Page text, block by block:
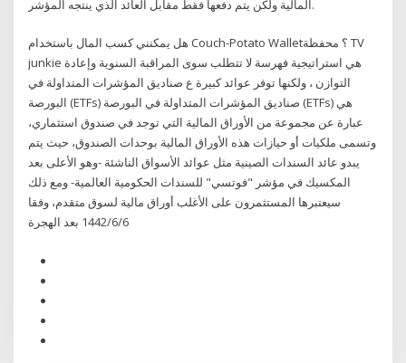
المالية ولكن يتم دفعها فقط مقابل العائد الذي ينتجه المؤشر.
هل يمكنني كسب المال باستخدام Couch-Potato Wallet؟ محفظة TV
junkie هي استراتيجية فهرسة لا تتطلب سوى المراقبة السنوية وإعادة
التوازن ، ولكنها توفر عوائد كبيرة ع صناديق المؤشرات المتداولة في
البورصة (ETFs) صناديق المؤشرات المتداولة في البورصة (ETFs) هي
عبارة عن مجموعة من الأوراق المالية التي توجد في صندوق استثماري،
وتسمى ملكيات أو حيازات هذه الأوراق المالية بوحدات الصندوق، حيث يتم
يبدو عائد السندات الصينية مثل عوائد الأسواق الناشئة -وهو الأعلى بعد
المكسيك في مؤشر "فوتسي" للسندات الحكومية العالمية- ومع ذلك
سيعتبرها المستثمرون على الأغلب أوراق مالية لسوق متقدم، وفقا
6‏‏/6‏‏/1442 بعد الهجرة